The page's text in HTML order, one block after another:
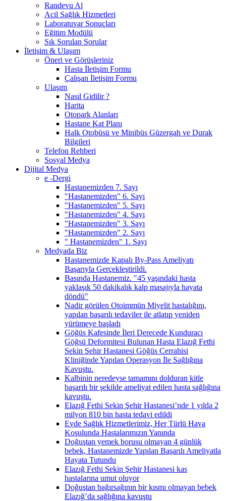
Randevu Al
Acil Sağlık Hizmetleri
Laboratuvar Sonuçları
Eğitim Modülü
Sık Sorulan Sorular
İletişim & Ulaşım
Öneri ve Görüşleriniz
Hasta İletişim Formu
Çalışan İletişim Formu
Ulaşım
Nasıl Gidilir ?
Harita
Otopark Alanları
Hastane Kat Planı
Halk Otobüsü ve Minibüs Güzergah ve Durak
Bilgileri
Telefon Rehberi
Sosyal Medya
Dijital Medya
e -Dergi
Hastanemizden 7. Sayı
"Hastanemizden" 6. Sayı
"Hastanemizden" 5. Sayı
"Hastanemizden" 4. Sayı
"Hastanemizden" 3. Sayı
"Hastanemizden" 2. Sayı
" Hastanemizden" 1. Sayı
Medyada Biz
Hastanemizde Kapalı By-Pass Ameliyatı
Başarıyla Gerçekleştirildi.
Basında Hastanemiz. "45 yaşındaki hasta
yaklaşık 50 dakikalık kalp masajıyla hayata
döndü"
Nadir görülen Otoimmün Miyelit hastalığını,
yapılan başarılı tedaviler ile atlatıp yeniden
yürümeye başladı
Göğüs Kafesinde İleri Derecede Kunduracı
Göğsü Deformitesi Bulunan Hasta Elazığ Fethi
Sekin Şehir Hastanesi Göğüs Cerrahisi
Kliniğinde Yapılan Operasyon İle Sağlığına
Kavuştu.
Kalbinin neredeyse tamamını dolduran kitle
başarılı bir şekilde ameliyat edilen hasta sağlığına
kavuştu.
Elazığ Fethi Sekin Şehir Hastanesi’nde 1 yılda 2
milyon 810 bin hasta tedavi edildi
Evde Sağlık Hizmetlerimiz, Her Türlü Hava
Koşulunda Hastalarımızın Yanında
Doğuştan yemek borusu olmayan 4 günlük
bebek, Hastanemizde Yapılan Başarılı Ameliyatla
Hayata Tutundu
Elazığ Fethi Sekin Şehir Hastanesi kas
hastalarına umut oluyor
Doğuştan bağırsağının bir kısmı olmayan bebek
Elazığ’da sağlığına kavuştu